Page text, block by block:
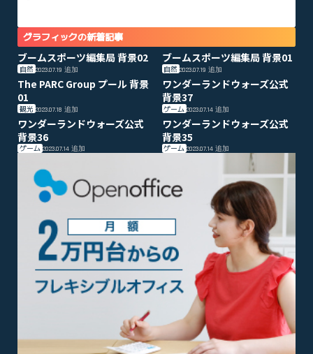
グラフィックの新着記事
ブームスポーツ編集局 背景02
自然 2023.07.19 追加
ブームスポーツ編集局 背景01
自然 2023.07.19追加
The PARC Group プール 背景
01
観光 2023.07.18 追加
ワンダーランドウォーズ公式
背景37
ゲーム 2023.07.14追加
ワンダーランドウォーズ公式
背景36
ゲーム 2023.07.14 追加
ワンダーランドウォーズ公式
背景35
ゲーム 2023.07.14追加